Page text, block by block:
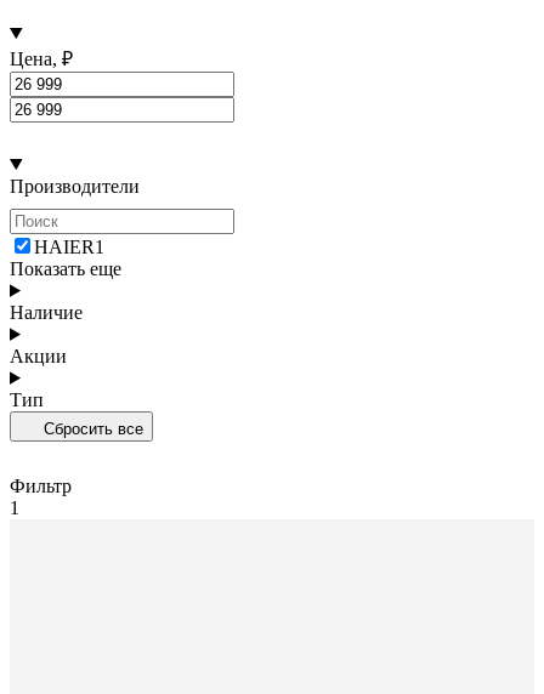
Цена, ₽
Производители
HAIER1
Показать еще
Наличие
Акции
Тип
Сбросить все
Фильтр
1